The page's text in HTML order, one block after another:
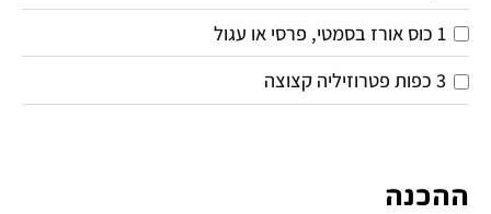
1 כוס אורז בסמטי, פרסי או עגול
3 כפות פטרוזיליה קצוצה
ההכנה